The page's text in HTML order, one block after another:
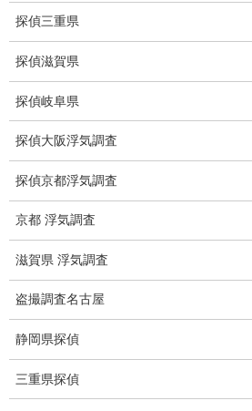
盗撮犯防止対策調査
痴漢防止対策調査
下着窃盗犯防止対策調査
猫犬の捜索
所在調査
失踪・家出調査
所在確認調査
調査料金
浮気調査特別プラン
探偵三重県
探偵滋賀県
探偵岐阜県
探偵大阪浮気調査
探偵京都浮気調査
京都 浮気調査
滋賀県 浮気調査
盗撮調査名古屋
静岡県探偵
三重県探偵